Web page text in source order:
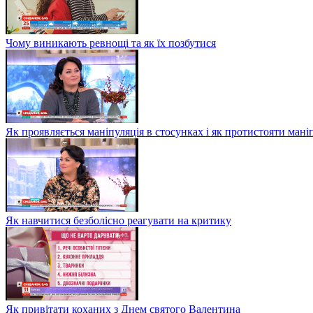
Чому виникають ревнощі та як їх позбутися
Як проявляється маніпуляція в стосунках і як протистояти
Як навчитися безболісно реагувати на критику
Як привітати коханих з Днем святого Валентина